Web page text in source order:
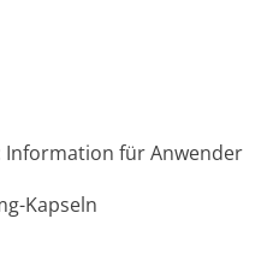
für Anwender
Kapseln